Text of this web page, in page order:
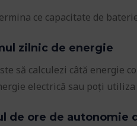
ce capacitate de
zilnic de energie
să calculezi câtă energie
electrică sau poți
de ore de autonomie